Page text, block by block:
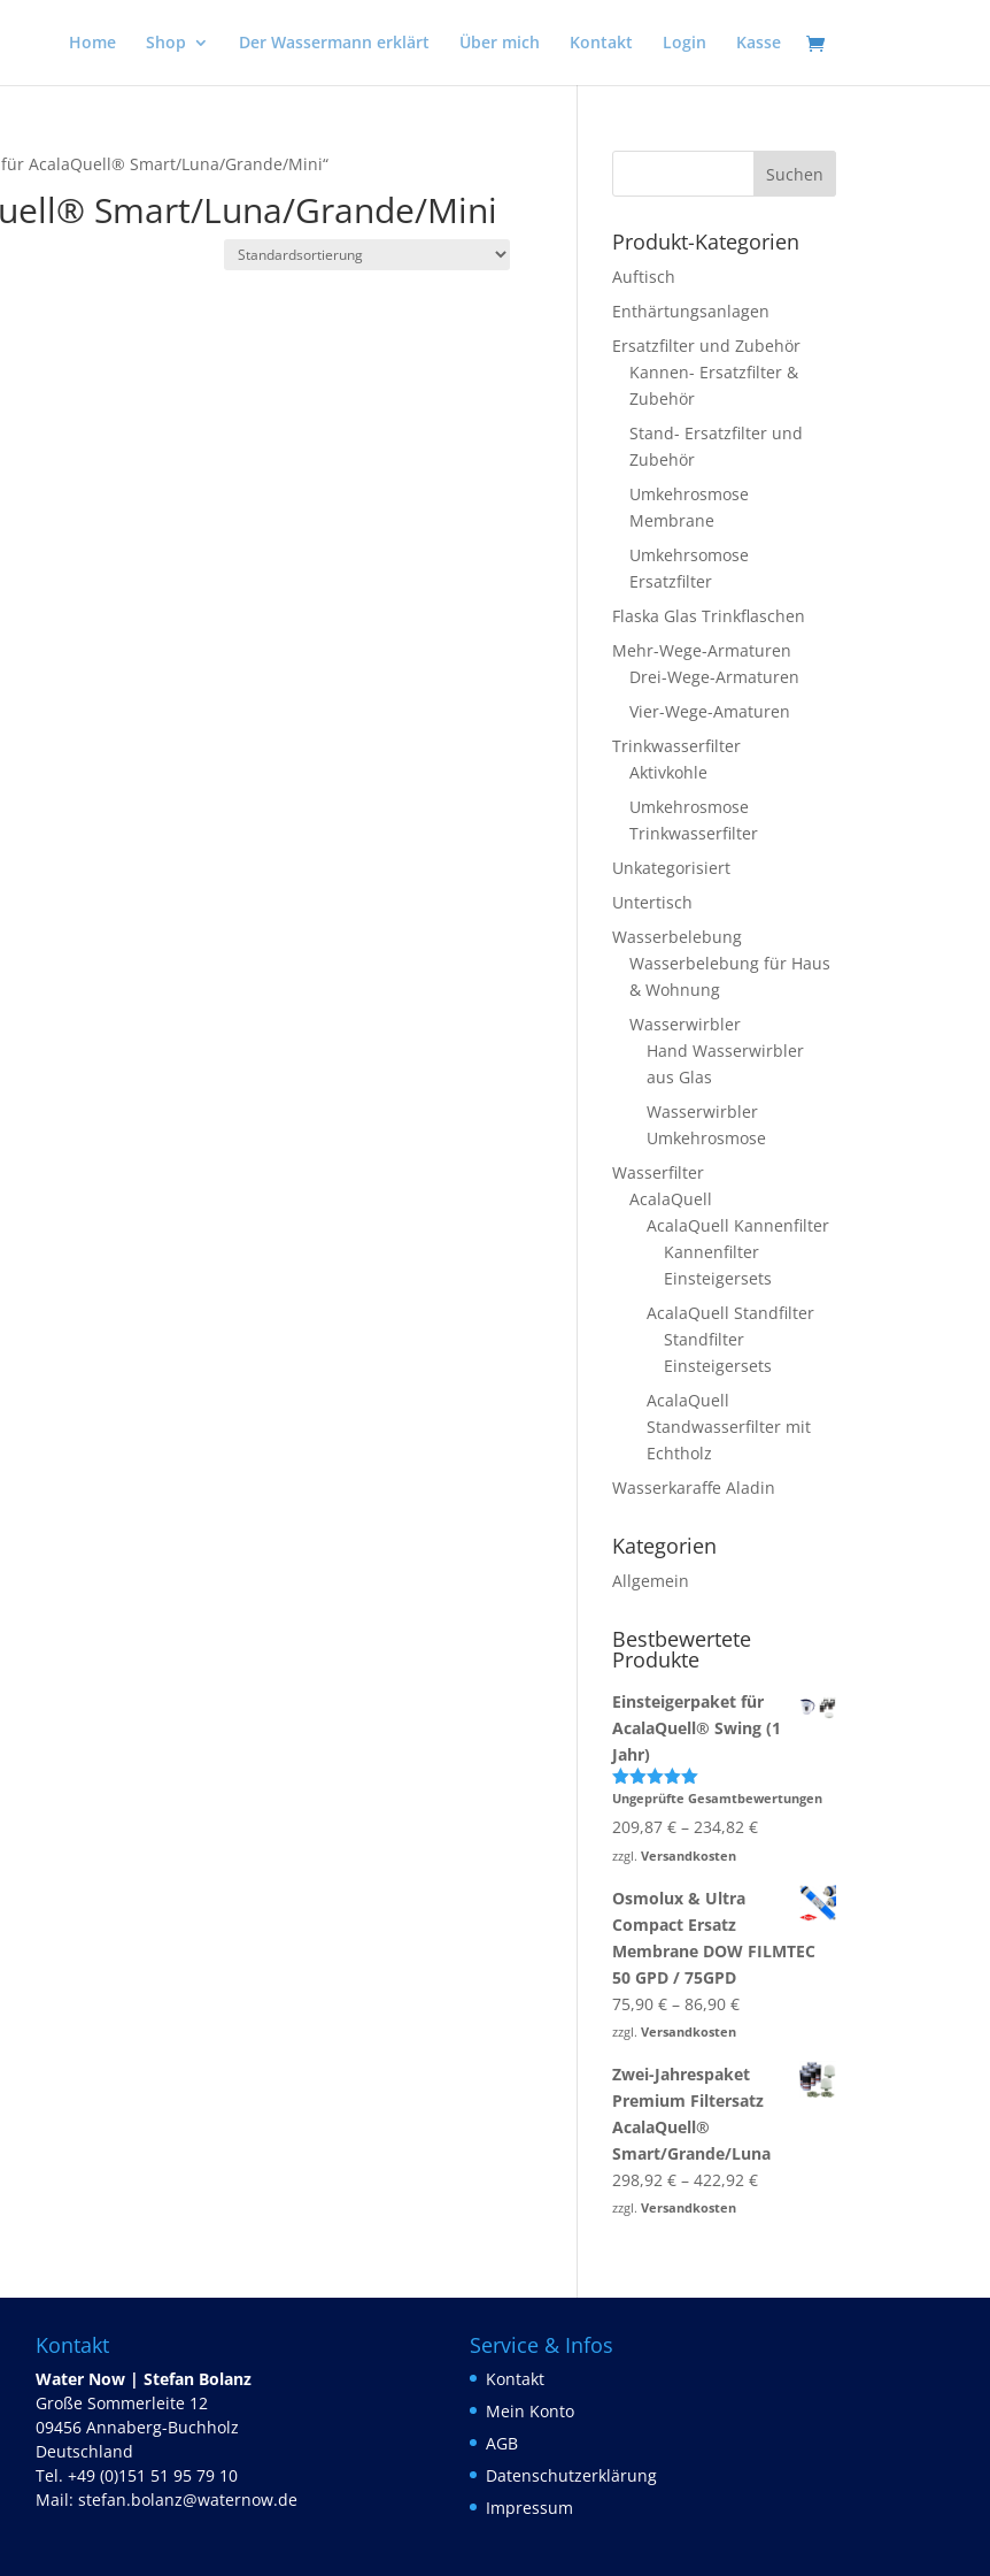
Home Shop Der Wassermann erklärt Über mich Kontakt Login Kasse
AcalaQuell® Smart/Luna/Grande/Mini“
Smart/Luna/Grande/Mini
Produkt-Kategorien
Auftisch
Enthärtungsanlagen
Ersatzfilter und Zubehör
Kannen- Ersatzfilter &
Zubehör
Stand- Ersatzfilter und
Zubehör
Umkehrosmose
Membrane
Umkehrsomose
Ersatzfilter
Flaska Glas Trinkflaschen
Mehr-Wege-Armaturen
Drei-Wege-Armaturen
Vier-Wege-Amaturen
Trinkwasserfilter
Aktivkohle
Umkehrosmose
Trinkwasserfilter
Unkategorisiert
Untertisch
Wasserbelebung
Wasserbelebung für Haus
& Wohnung
Wasserwirbler
Hand Wasserwirbler
aus Glas
Wasserwirbler
Umkehrosmose
Wasserfilter
AcalaQuell
AcalaQuell Kannenfilter
Kannenfilter
Einsteigersets
AcalaQuell Standfilter
Standfilter
Einsteigersets
AcalaQuell
Standwasserfilter mit
Echtholz
Wasserkaraffe Aladin
Kategorien
Allgemein
Bestbewertete
Produkte
Einsteigerpaket für
AcalaQuell® Swing (1
Jahr)
Bewertet
von 5
Ungeprüfte Gesamtbewertungen
209,87€ –234,82€
zzgl.Versandkosten
Osmolux & Ultra
Compact Ersatz
Membrane DOW FILMTEC
50 GPD / 75GPD
75,90€ –86,90€
zzgl.Versandkosten
Zwei-​Jahrespaket
Premium Filtersatz
AcalaQuell®
Smart/Grande/Luna
298,92€ –422,92€
zzgl.Versandkosten
Kontakt
Water Now | Stefan Bolanz
Große Sommerleite 12
09456 Annaberg-Buchholz
Deutschland
Tel. +49 (0)151 51 95 79 10
Mail: stefan.bolanz@waternow.de
Service & Infos
Kontakt
Mein Konto
AGB
Datenschutzerklärung
Impressum